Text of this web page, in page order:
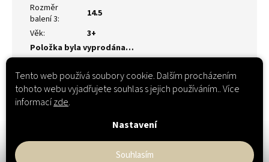
Tento web používá soubory cookie. Dalším procházením
tohoto webu vyjadřujete souhlas s jejich používáním.. Více
informacízde.
Nastavení
Souhlasím
Rozměr
balení 3:
14.5
Věk:
3+
Položka byla vyprodána…